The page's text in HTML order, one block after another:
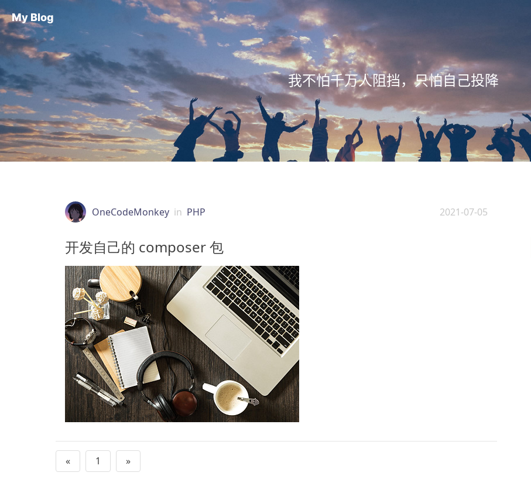
My Blog
我不怕千万人阻挡，只怕自己投降
OneCodeMonkey in PHP 2021-07-05
开发自己的 composer 包
« 1 »